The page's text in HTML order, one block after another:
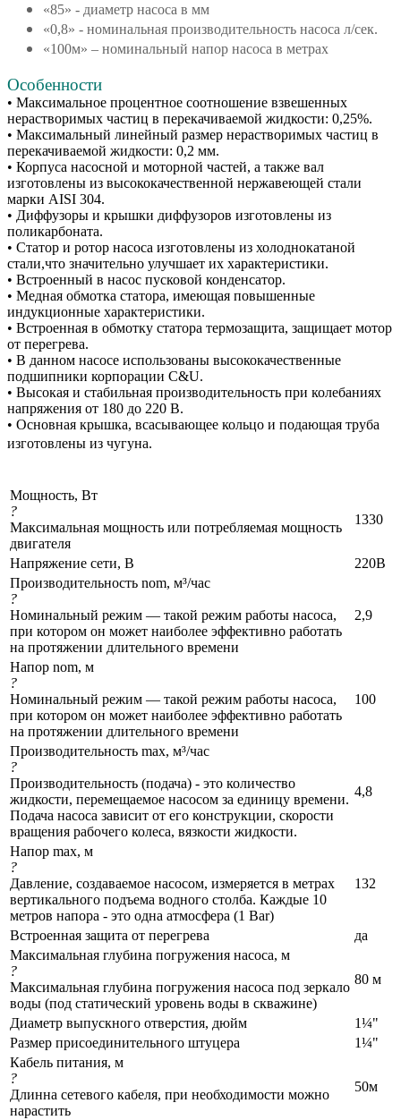
«85» - диаметр насоса в мм
«0,8» - номинальная производительность насоса л/сек.
«100м» – номинальный напор насоса в метрах
Особенности
• Максимальное процентное соотношение взвешенных
нерастворимых частиц в перекачиваемой жидкости: 0,25%.
• Максимальный линейный размер нерастворимых частиц в
перекачиваемой жидкости: 0,2 мм.
• Корпуса насосной и моторной частей, а также вал
изготовлены из высококачественной нержавеющей стали
марки AISI 304.
• Диффузоры и крышки диффузоров изготовлены из
поликарбоната.
• Статор и ротор насоса изготовлены из холоднокатаной
стали,что значительно улучшает их характеристики.
• Встроенный в насос пусковой конденсатор.
• Медная обмотка статора, имеющая повышенные
индукционные характеристики.
• Встроенная в обмотку статора термозащита, защищает мотор
от перегрева.
• В данном насосе использованы высококачественные
подшипники корпорации C&U.
• Высокая и стабильная производительность при колебаниях
напряжения от 180 до 220 В.
• Основная крышка, всасывающее кольцо и подающая труба
изготовлены из чугуна.
Мощность, Вт
?
Максимальная мощность или потребляемая мощность
двигателя
1330
Напряжение сети, В
220В
Производительность nom, м³/час
?
Номинальный режим — такой режим работы насоса,
при котором он может наиболее эффективно работать
на протяжении длительного времени
2,9
Напор nom, м
?
Номинальный режим — такой режим работы насоса,
при котором он может наиболее эффективно работать
на протяжении длительного времени
100
Производительность max, м³/час
?
Производительность (подача) - это количество
жидкости, перемещаемое насосом за единицу времени.
Подача насоса зависит от его конструкции, скорости
вращения рабочего колеса, вязкости жидкости.
4,8
Напор max, м
?
Давление, создаваемое насосом, измеряется в метрах
вертикального подъема водного столба. Каждые 10
метров напора - это одна атмосфера (1 Bar)
132
Встроенная защита от перегрева
да
Максимальная глубина погружения насоса, м
?
Максимальная глубина погружения насоса под зеркало
воды (под статический уровень воды в скважине)
80 м
Диаметр выпускного отверстия, дюйм
1¼"
Размер присоединительного штуцера
1¼"
Кабель питания, м
?
Длинна сетевого кабеля, при необходимости можно
нарастить
50м